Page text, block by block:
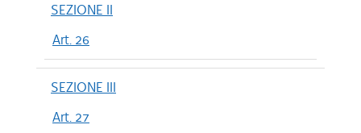
SEZIONE II
Art. 26
SEZIONE III
Art. 27